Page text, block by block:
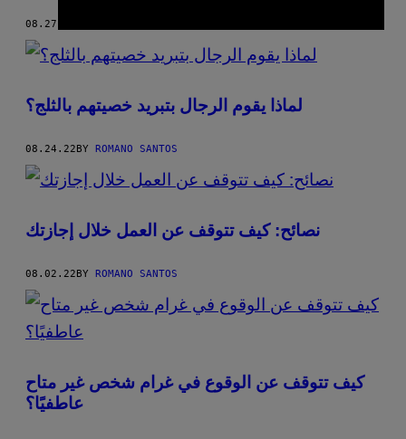
08.27.22
لماذا يقوم الرجال بتبريد خصيتهم بالثلج؟
08.24.22BY ROMANO SANTOS
نصائح: كيف تتوقف عن العمل خلال إجازتك
08.02.22BY ROMANO SANTOS
كيف تتوقف عن الوقوع في غرام شخص غير متاح
عاطفيًا؟